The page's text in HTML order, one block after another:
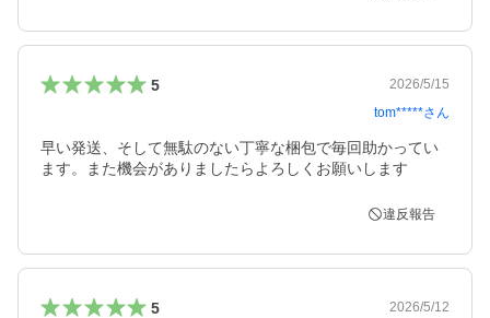
5
2026/5/15
tom*****さん
早い発送、そして無駄のない丁寧な梱包で毎回助かってい
ます。また機会がありましたらよろしくお願いします
違反報告
5
2026/5/12